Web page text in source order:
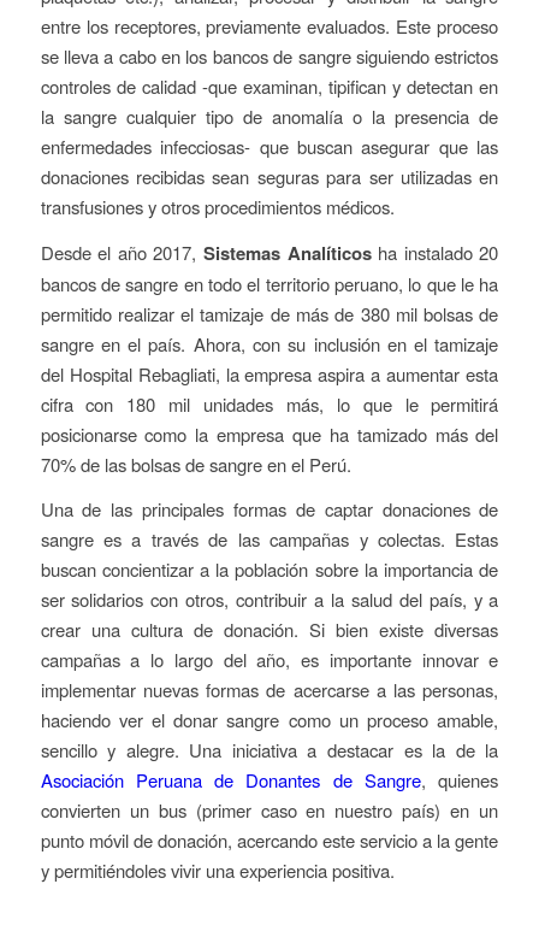
entre los receptores, previamente evaluados. Este proceso
se lleva a cabo en los bancos de sangre siguiendo estrictos
controles de calidad -que examinan, tipifican y detectan en
la sangre cualquier tipo de anomalía o la presencia de
enfermedades infecciosas- que buscan asegurar que las
donaciones recibidas sean seguras para ser utilizadas en
transfusiones y otros procedimientos médicos.
Desde el año 2017, Sistemas Analíticosha instalado 20
bancos de sangre en todo el territorio peruano, lo que le ha
permitido realizar el tamizaje de más de 380 mil bolsas de
sangre en el país. Ahora, con su inclusión en el tamizaje
del Hospital Rebagliati, la empresa aspira a aumentar esta
cifra con 180 mil unidades más, lo que le permitirá
posicionarse como la empresa que ha tamizado más del
70% de las bolsas de sangre en el Perú.
Una de las principales formas de captar donaciones de
sangre es a través de las campañas y colectas. Estas
buscan concientizar a la población sobre la importancia de
ser solidarios con otros, contribuir a la salud del país, y a
crear una cultura de donación. Si bien existe diversas
campañas a lo largo del año, es importante innovar e
implementar nuevas formas de acercarse a las personas,
haciendo ver el donar sangre como un proceso amable,
sencillo y alegre. Una iniciativa a destacar es la de la
Asociación Peruana de Donantes de Sangre, quienes
convierten un bus (primer caso en nuestro país) en un
punto móvil de donación, acercando este servicio a la gente
y permitiéndoles vivir una experiencia positiva.